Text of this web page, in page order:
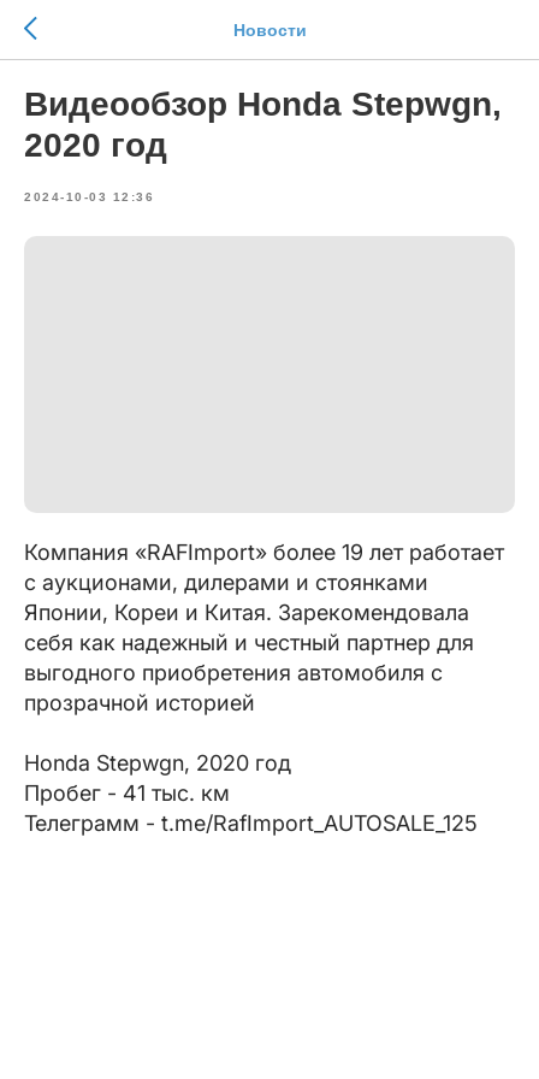
Новости
Видеообзор Honda Stepwgn,
2020 год
2024-10-03 12:36
Компания «RAFImport» более 19 лет работает
с аукционами, дилерами и стоянками
Японии, Кореи и Китая. Зарекомендовала
себя как надежный и честный партнер для
выгодного приобретения автомобиля с
прозрачной историей
Honda Stepwgn, 2020 год
Пробег - 41 тыс. км
Телеграмм - t.me/RafImport_AUTOSALE_125